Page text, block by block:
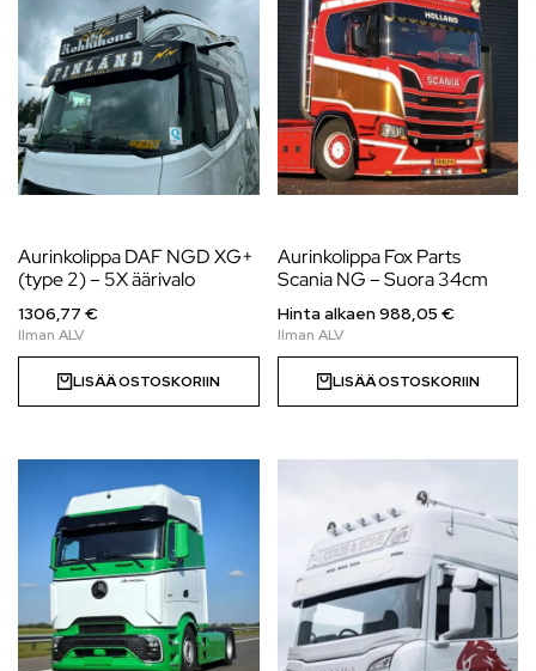
Aurinkolippa DAF NGD XG+
(type 2) – 5X äärivalo
1306,77 €
LISÄÄ OSTOSKORIIN
Aurinkolippa Fox Parts
Scania NG – Suora 34cm
Hinta alkaen988,05 €
LISÄÄ OSTOSKORIIN